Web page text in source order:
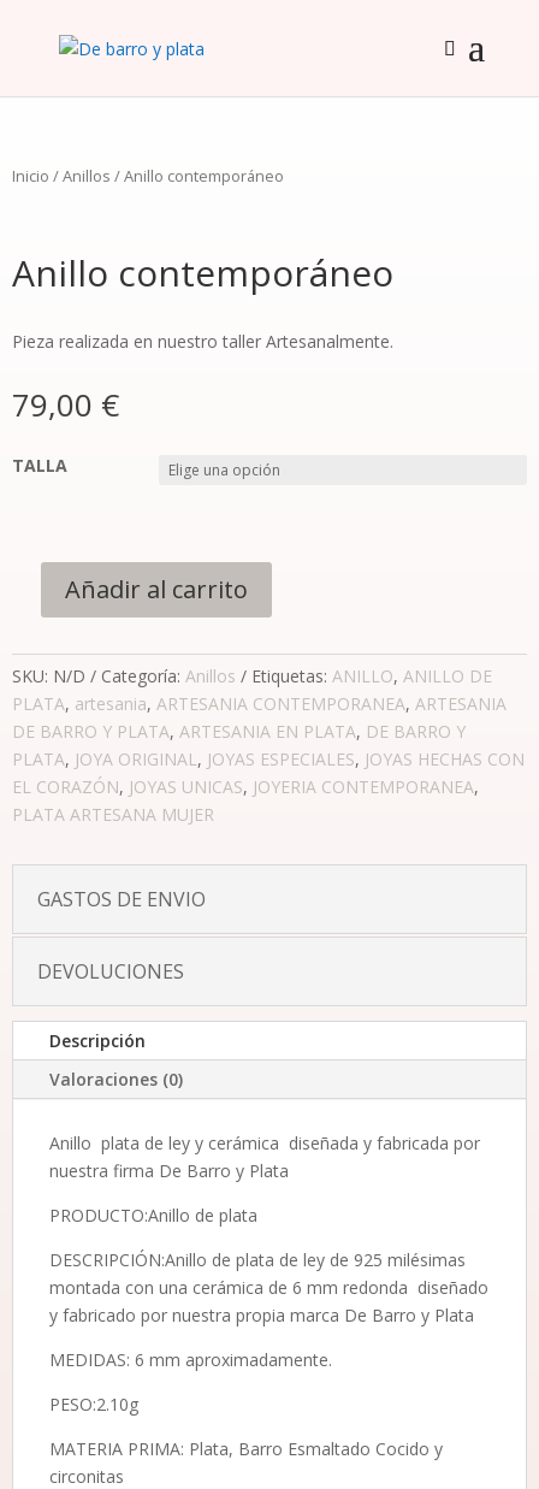
Inicio /Anillos / Anillo contemporáneo
Anillo contemporáneo
Pieza realizada en nuestro taller Artesanalmente.
79,00 €
TALLA
Añadir al carrito
SKU: N/D Categoría: Anillos Etiquetas: ANILLO, ANILLO DE
PLATA, artesania, ARTESANIA CONTEMPORANEA, ARTESANIA
DE BARRO Y PLATA, ARTESANIA EN PLATA, DE BARRO Y
PLATA, JOYA ORIGINAL, JOYAS ESPECIALES, JOYAS HECHAS CON
EL CORAZÓN, JOYAS UNICAS, JOYERIA CONTEMPORANEA,
PLATA ARTESANA MUJER
GASTOS DE ENVIO
DEVOLUCIONES
Descripción
Valoraciones (0)
Anillo plata de ley y cerámica diseñada y fabricada por
nuestra firma De Barro y Plata
PRODUCTO:Anillo de plata
DESCRIPCIÓN:Anillo de plata de ley de 925 milésimas
montada con una cerámica de 6 mm redonda diseñado
y fabricado por nuestra propia marca De Barro y Plata
MEDIDAS: 6 mm aproximadamente.
PESO:2.10g
MATERIA PRIMA: Plata, Barro Esmaltado Cocido y
circonitas